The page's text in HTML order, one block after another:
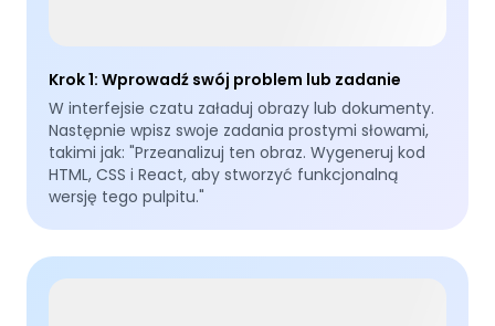
Krok 1:Wprowadź swój problem lub zadanie
W interfejsie czatu załaduj obrazy lub dokumenty.
Następnie wpisz swoje zadania prostymi słowami,
takimi jak: "Przeanalizuj ten obraz. Wygeneruj kod
HTML, CSS i React, aby stworzyć funkcjonalną
wersję tego pulpitu."